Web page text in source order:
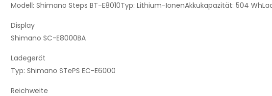
Modell: Shimano Steps BT-E8010Typ: Lithium-IonenAkkukapazität: 504 Wh
Display
Shimano SC-E8000BA
Ladegerät
Typ: Shimano STePS EC-E6000
Reichweite